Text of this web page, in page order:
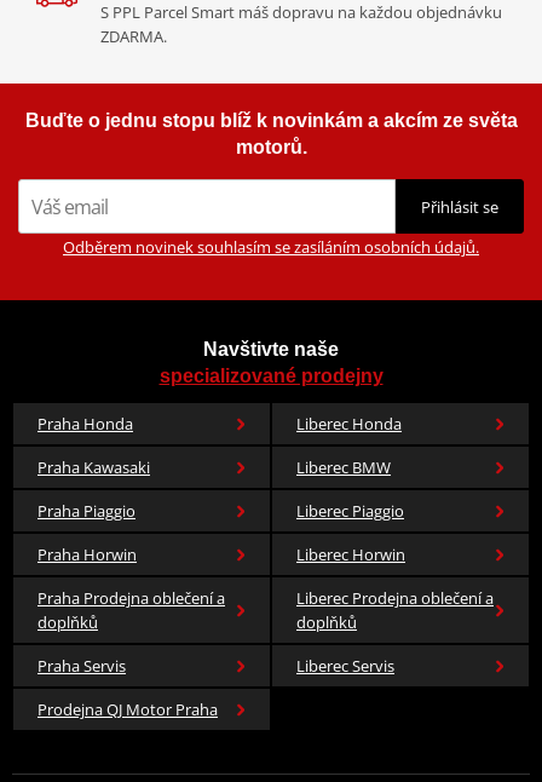
S PPL Parcel Smart máš dopravu na každou objednávku
ZDARMA.
Buďte o jednu stopu blíž k novinkám a akcím ze světa
motorů.
Přihlásit se
Odběrem novinek souhlasím se zasíláním osobních údajů.
Navštivte naše
specializované prodejny
Praha Honda
Liberec Honda
Praha Kawasaki
Liberec BMW
Praha Piaggio
Liberec Piaggio
Praha Horwin
Liberec Horwin
Praha Prodejna oblečení a
doplňků
Liberec Prodejna oblečení a
doplňků
Praha Servis
Liberec Servis
Prodejna QJ Motor Praha